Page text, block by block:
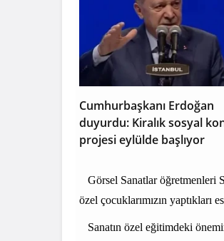
Cumhurbaşkanı Erdoğan
duyurdu: Kiralık sosyal
projesi eylülde başlıyor
Görsel Sanatlar öğretmenleri
özel çocuklarımızın yaptıkları
Sanatın özel eğitimdeki